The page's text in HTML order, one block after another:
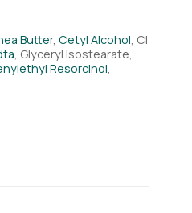
Butter, Cetyl Alcohol, Cl
, Glyceryl Isostearate,
Resorcinol,